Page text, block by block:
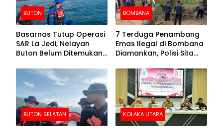
BUTON
Basarnas Tutup Operasi
SAR La Jedi, Nelayan
Buton Belum Ditemukan
BOMBANA
7 Terduga Penambang
Emas Ilegal di Bombana
Diamankan, Polisi Sita
Crusher
BUTON SELATAN KOLAKA UTARA